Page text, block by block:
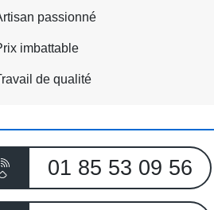
passionné
imbattable
de qualité
01 85 53 09 56